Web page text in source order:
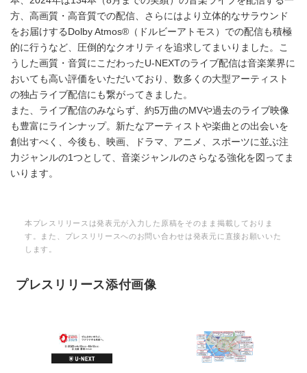
方、高画質・高音質での配信、さらにはより立体的なサラウンド
をお届けするDolby Atmos®（ドルビーアトモス）での配信も積極
的に行うなど、圧倒的なクオリティを追求してまいりました。こ
うした画質・音質にこだわったU-NEXTのライブ配信は音楽業界に
おいても高い評価をいただいており、数多くの大型アーティスト
の独占ライブ配信にも繋がってきました。
また、ライブ配信のみならず、約5万曲のMVや過去のライブ映像
も豊富にラインナップ。新たなアーティストや楽曲との出会いを
創出すべく、今後も、映画、ドラマ、アニメ、スポーツに並ぶ注
力ジャンルの1つとして、音楽ジャンルのさらなる強化を図ってま
いります。
本プレスリリースは発表元が入力した原稿をそのまま掲載しておりま
す。また、プレスリリースへのお問い合わせは発表元に直接お願いいた
します。
プレスリリース添付画像